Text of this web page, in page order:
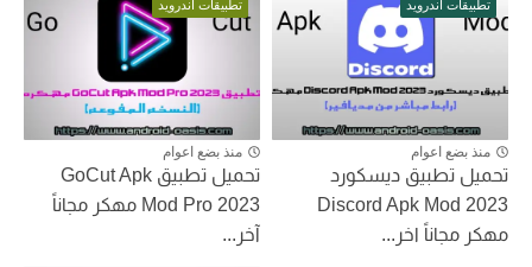
تطبيقات اندرويد
منذ بضع اعوام
تحميل تطبيق ديسكورد
Discord Apk Mod 2023
مهكر مجاناً اخر...
تطبيقات اندرويد
منذ بضع اعوام
تحميل تطبيق GoCut Apk
Mod Pro 2023 مهكر مجاناً
آخر...